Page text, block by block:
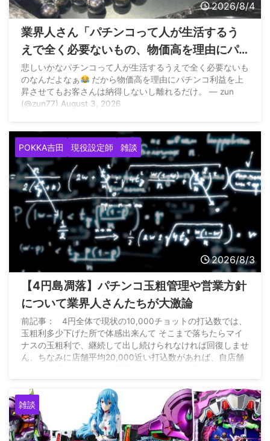
2026/8/4
業界人さん「パチンコって人が生活するう
えで全く必要ないもの、物価高を理由にパ
チンコ利益を上昇させてもお客さんは納得
しないし離れるだけ」
悲しいかなパチンコって人が生活するうえで全く必要ないも
のなんだよなぁ
だから物価高を理由にパチンコ利益を上
昇させてもお客さんは納得しないし離れるだけ。 — zun
(@zun77) August 3, 2026
POKKA吉田 現役設定師 雑談
2026/8/3
【4円島凋落】パチンコ玉粗管理や営業方針
について業界人さんたちが大激論
前記事： 4円全体で現状の10,000チョットの打込数では、
玉粗利多少下げた所で体感出来んて そこまで落ちたらマイ
ナスの玉粗利で、継続して出し続けられなければ回復しませ
ん、ちなみに店舗平均20,000近い打込数があれば、自店舗
の上のパチンコ店 (@P_market56) August 2, 2026
雑談